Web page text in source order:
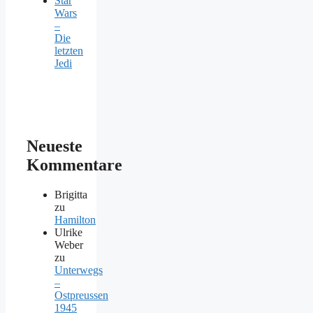
Wars
–
Die
letzten
Jedi
Neueste
Kommentare
Brigitta
zu
Hamilton
Ulrike
Weber
zu
Unterwegs
–
Ostpreussen
1945